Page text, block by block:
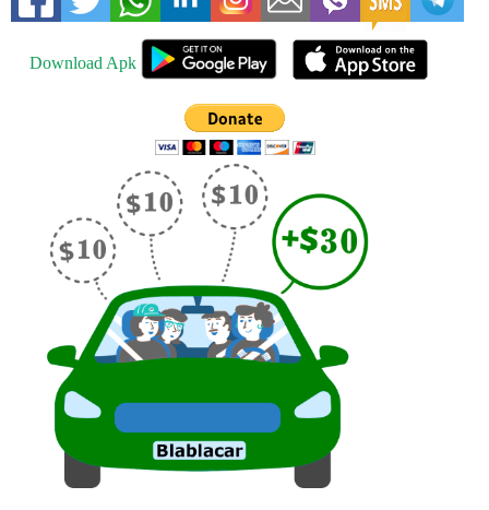
Download Apk